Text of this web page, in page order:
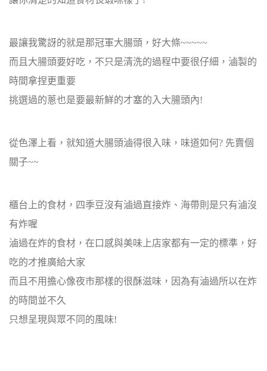
最讓我驚訝的就是那冠軍大腸頭，好大條~~~~~
而且大腸頭要好吃，不只是清洗的過程中要很仔細，滷製的
時間拿捏更重要
挑選過的蔥也是要最新鮮的才塞的入大腸頭內!
從色澤上看，就知道大腸頭滷得很入味，味道如何? 先賣個
關子~~
櫃台上的食材，四季豆沒有滷過直接炸、海帶則是只有滷沒
有炸喔
滷過在炸的食材，在口感與美味上店家都有一定的標準，好
吃的才推廣給大家
而且不用擔心像夜市那樣的很酥滋味，因為有滷過所以在炸
的時間並不久
只想呈現與眾不同的風味!